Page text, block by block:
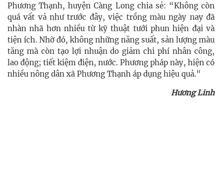
Phương Thạnh, huyện Càng Long chia sẻ: “Không còn
quá vất vả như trước đây, việc trồng màu ngày nay đã
nhàn nhã hơn nhiều từ kỹ thuật tưới phun hiện đại và
tiện ích. Nhờ đó, không những năng suất, sản lượng màu
tăng mà còn tạo lợi nhuận do giảm chi phí nhân công,
lao động; tiết kiệm điện, nước. Phương pháp này, hiện có
nhiều nông dân xã Phương Thạnh áp dụng hiệu quả."
Hương Linh